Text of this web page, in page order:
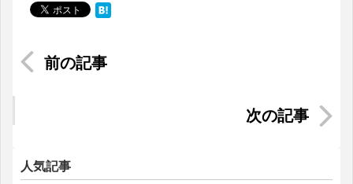
激安でマレーシア発の航空券やツアーを購入！旅
【チェックリスト＆よくある質問を掲載】ホーチ
人気記事